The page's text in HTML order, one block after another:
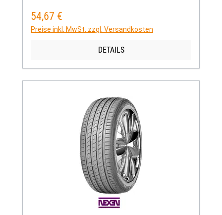
Regulärer Preis:
54,67 €
Preise inkl. MwSt. zzgl. Versandkosten
DETAILS